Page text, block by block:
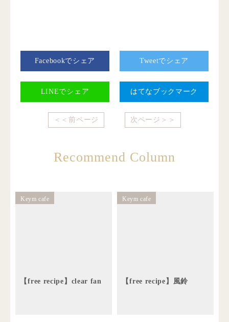
Facebookでシェア Tweetでシェア
LINEでシェア はてなブックマーク
＜＜前ページ 次ページ＞＞
Recommend Column
Keym cafe
【free recipe】clear fan
Keym cafe
【free recipe】風鈴